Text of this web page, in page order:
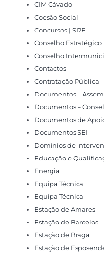
CIM Cávado
Coesão Social
Concursos | SI2E
Conselho Estratégico
Conselho
Contactos
Contratação Pública
Documentos –
Documentos –
Documentos de
Documentos SEI
Domínios de
Educação e
Energia
Equipa Técnica
Equipa Técnica
Estação de Amares
Estação de Barcelos
Estação de Braga
Estação de